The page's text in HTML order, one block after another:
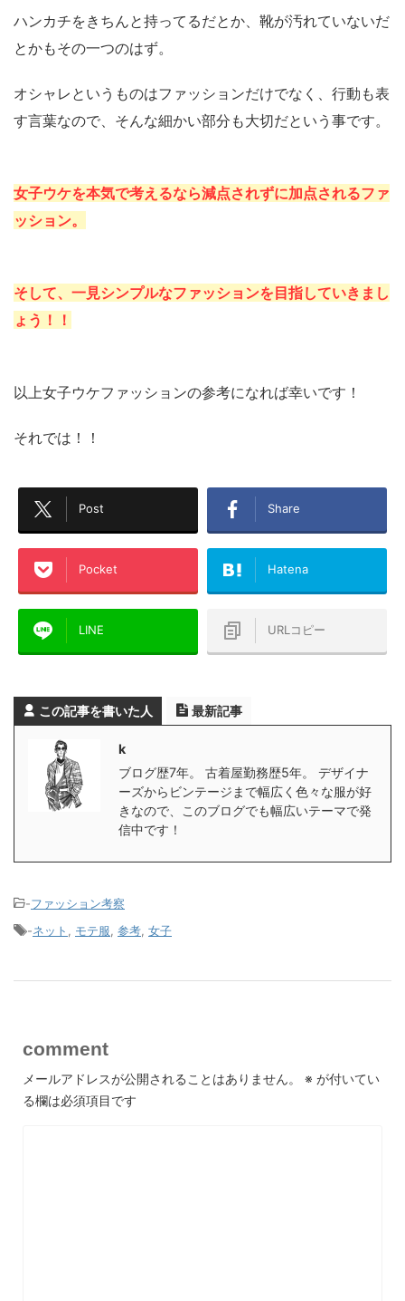
ハンカチをきちんと持ってるだとか、靴が汚れていないだ
とかもその一つのはず。
オシャレというものはファッションだけでなく、行動も表
す言葉なので、そんな細かい部分も大切だという事です。
女子ウケを本気で考えるなら減点されずに加点されるファ
ッション。
そして、一見シンプルなファッションを目指していきまし
ょう！！
以上女子ウケファッションの参考になれば幸いです！
それでは！！
Post Share
Pocket Hatena
LINE URLコピー
この記事を書いた人 最新記事
k
ブログ歴7年。 古着屋勤務歴5年。 デザイナ
ーズからビンテージまで幅広く色々な服が好
きなので、このブログでも幅広いテーマで発
信中です！
-ファッション考察
-ネット , モテ服, 参考, 女子
comment
メールアドレスが公開されることはありません。 ※ が付いてい
る欄は必須項目です